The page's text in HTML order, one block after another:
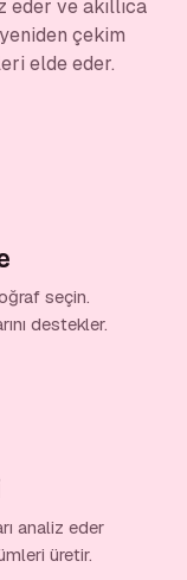
eder ve akıllıca
çekim
elde eder.
seçin.
destekler.
analiz eder
üretir.